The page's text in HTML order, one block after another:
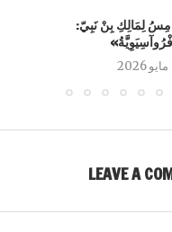
لِمَالِكِ بِنْ نَبِيّ:
LEAVE A